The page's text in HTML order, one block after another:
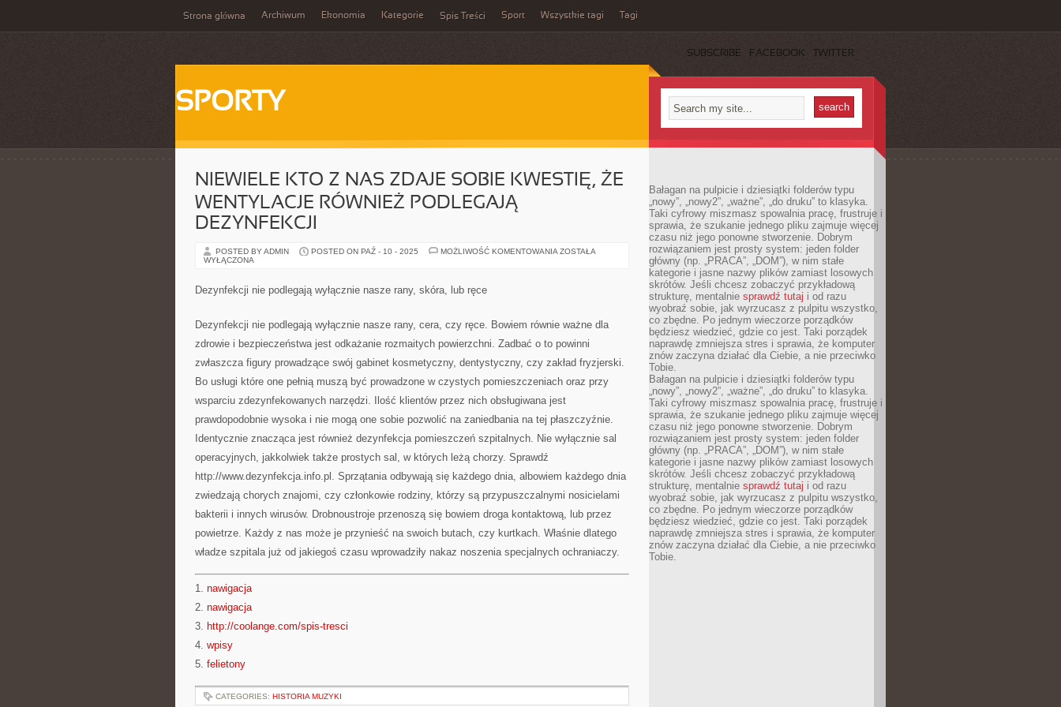
Strona główna Archiwum Ekonomia Kategorie Spis Treści Sport Wszystkie tagi Tagi
SUBSCRIBE FACEBOOK TWITTER
SPORTY
NIEWIELE KTO Z NAS ZDAJE SOBIE KWESTIĘ, ŻE
WENTYLACJE RÓWNIEŻ PODLEGAJĄ
DEZYNFEKCJI
POSTED BY ADMIN POSTED ON PAŹ - 10 - 2025 MOŻLIWOŚĆ KOMENTOWANIA NIEWIELE
WENTYLACJE
RÓWNIEŻ
DEZYNFEKCJI
ZOSTAŁA
WYŁĄCZONA
Dezynfekcji nie podlegają wyłącznie nasze rany, skóra, lub ręce
Dezynfekcji nie podlegają wyłącznie nasze rany, cera, czy ręce. Bowiem równie ważne dla
zdrowie i bezpieczeństwa jest odkażanie rozmaitych powierzchni. Zadbać o to powinni
zwłaszcza figury prowadzące swój gabinet kosmetyczny, dentystyczny, czy zakład fryzjerski.
Bo usługi które one pełnią muszą być prowadzone w czystych pomieszczeniach oraz przy
wsparciu zdezynfekowanych narzędzi. Ilość klientów przez nich obsługiwana jest
prawdopodobnie wysoka i nie mogą one sobie pozwolić na zaniedbania na tej płaszczyźnie.
Identycznie znacząca jest również dezynfekcja pomieszczeń szpitalnych. Nie wyłącznie sal
operacyjnych, jakkolwiek także prostych sal, w których leżą chorzy. Sprawdź
http://www.dezynfekcja.info.pl. Sprzątania odbywają się każdego dnia, albowiem każdego dnia
zwiedzają chorych znajomi, czy członkowie rodziny, którzy są przypuszczalnymi nosicielami
bakterii i innych wirusów. Drobnoustroje przenoszą się bowiem droga kontaktową, lub przez
powietrze. Każdy z nas może je przynieść na swoich butach, czy kurtkach. Właśnie dlatego
władze szpitala już od jakiegoś czasu wprowadziły nakaz noszenia specjalnych ochraniaczy.
1. nawigacja
2. nawigacja
3. http://coolange.com/spis-tresci
4. wpisy
5. felietony
CATEGORIES: HISTORIA MUZYKI
Bałagan na pulpicie i dziesiątki folderów typu
„nowy”, „nowy2”, „ważne”, „do druku” to klasyka.
Taki cyfrowy miszmasz spowalnia pracę, frustruje i
sprawia, że szukanie jednego pliku zajmuje więcej
czasu niż jego ponowne stworzenie. Dobrym
rozwiązaniem jest prosty system: jeden folder
główny (np. „PRACA”, „DOM”), w nim stałe
kategorie i jasne nazwy plików zamiast losowych
skrótów. Jeśli chcesz zobaczyć przykładową
strukturę, mentalnie sprawdź tutaj i od razu
wyobraź sobie, jak wyrzucasz z pulpitu wszystko,
co zbędne. Po jednym wieczorze porządków
będziesz wiedzieć, gdzie co jest. Taki porządek
naprawdę zmniejsza stres i sprawia, że komputer
znów zaczyna działać dla Ciebie, a nie przeciwko
Tobie.
Bałagan na pulpicie i dziesiątki folderów typu
„nowy”, „nowy2”, „ważne”, „do druku” to klasyka.
Taki cyfrowy miszmasz spowalnia pracę, frustruje i
sprawia, że szukanie jednego pliku zajmuje więcej
czasu niż jego ponowne stworzenie. Dobrym
rozwiązaniem jest prosty system: jeden folder
główny (np. „PRACA”, „DOM”), w nim stałe
kategorie i jasne nazwy plików zamiast losowych
skrótów. Jeśli chcesz zobaczyć przykładową
strukturę, mentalnie sprawdź tutaj i od razu
wyobraź sobie, jak wyrzucasz z pulpitu wszystko,
co zbędne. Po jednym wieczorze porządków
będziesz wiedzieć, gdzie co jest. Taki porządek
naprawdę zmniejsza stres i sprawia, że komputer
znów zaczyna działać dla Ciebie, a nie przeciwko
Tobie.